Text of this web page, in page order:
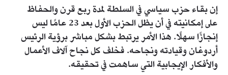
إن بقاء حزب سياسي في السلطة لمدة ربع قرن والحفاظ
على إمكانيته في أن يظل الحزب الأول بعد 23 عامًا ليس
إنجازًا سهلًا. هذا الأمر يرتبط بشكل مباشر برؤية الرئيس
أردوغان وقيادته ونجاحه. فخلف كل نجاح آلاف الأعمال
والأفكار الإيجابية التي ساهمت في تحقيقه.